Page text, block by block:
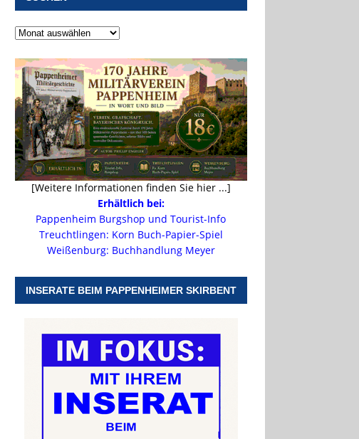
[Weitere Informationen finden Sie hier ...]
Erhältlich bei:
Pappenheim Burgshop und Tourist-Info
Treuchtlingen: Korn Buch-Papier-Spiel
Weißenburg: Buchhandlung Meyer
INSERATE BEIM PAPPENHEIMER SKIRBENT